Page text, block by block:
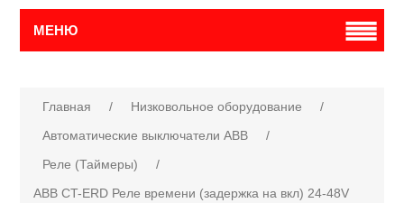
МЕНЮ
Главная / Низковольное оборудование
/
Автоматические выключатели ABB
/
Реле (Таймеры)
/
ABB CT-ERD Реле времени (задержка на вкл) 24-48V